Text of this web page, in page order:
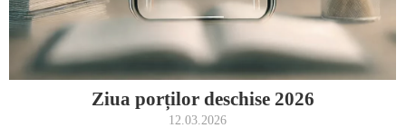
Ziua porților deschise 2026
12.03.2026